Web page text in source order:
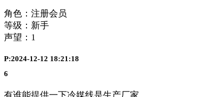
角色：注册会员
等级：新手
声望： 1
P:2024-12-12 18:21:18
6